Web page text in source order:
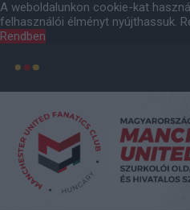
A weboldalunkon cookie-kat
felhasználói élményt nyújthassuk.
Rendben